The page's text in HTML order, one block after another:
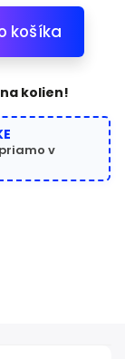
košíka
kolien!
v